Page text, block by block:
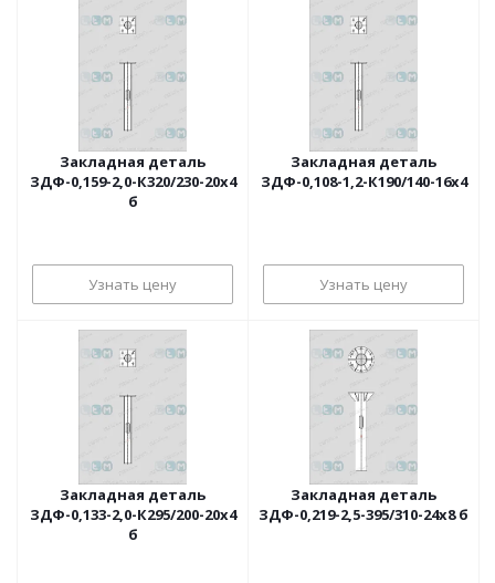
Закладная деталь
ЗДФ-0,159-2,0-К320/230-20х4
б
Узнать цену
Закладная деталь
ЗДФ-0,108-1,2-К190/140-16х4
Узнать цену
Закладная деталь
ЗДФ-0,133-2,0-К295/200-20х4
б
Закладная деталь
ЗДФ-0,219-2,5-395/310-24х8 б